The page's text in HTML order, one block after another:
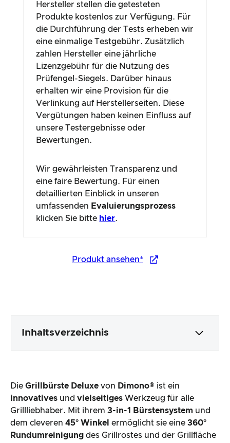
Hersteller stellen die getesteten
Produkte kostenlos zur Verfügung. Für
die Durchführung der Tests erheben wir
eine einmalige Testgebühr. Zusätzlich
zahlen Hersteller eine jährliche
Lizenzgebühr für die Nutzung des
Prüfengel-Siegels. Darüber hinaus
erhalten wir eine Provision für die
Verlinkung auf Herstellerseiten. Diese
Vergütungen haben keinen Einfluss auf
unsere Testergebnisse oder
Bewertungen.
Wir gewährleisten Transparenz und
eine faire Bewertung. Für einen
detaillierten Einblick in unseren
umfassenden Evaluierungsprozess
klicken Sie bitte hier.
Produkt ansehen*
Inhaltsverzeichnis
Produktverarbeitung & Erscheinungsbild
Der Praxistest
Die Grillbürste Deluxe von Dimono® ist ein
innovatives und vielseitiges Werkzeug für alle
Grillliebhaber. Mit ihrem 3-in-1 Bürstensystem und
dem cleveren 45° Winkel ermöglicht sie eine 360°
Rundumreinigung des Grillrostes und der Grillfläche